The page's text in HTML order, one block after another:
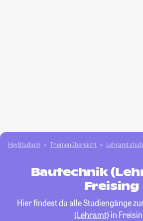
HeyStudium Themenübersicht Lehramt
Bautechnik
Freising
Hier findest du alle Studiengänge
(Lehramt) in